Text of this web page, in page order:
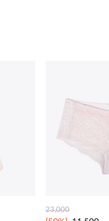
23,000